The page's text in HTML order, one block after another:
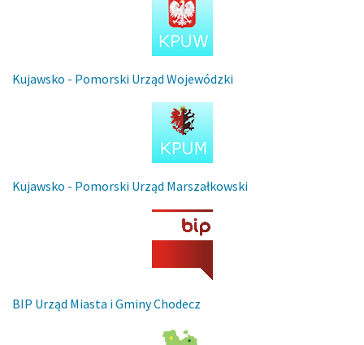
Kujawsko - Pomorski Urząd Wojewódzki
Kujawsko - Pomorski Urząd Marszałkowski
BIP Urząd Miasta i Gminy Chodecz